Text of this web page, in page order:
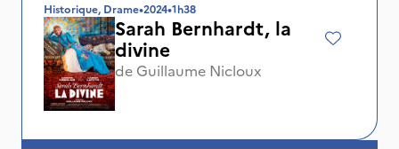
Historique, Drame•2024•1h38
Sarah Bernhardt, la
divine
de Guillaume Nicloux